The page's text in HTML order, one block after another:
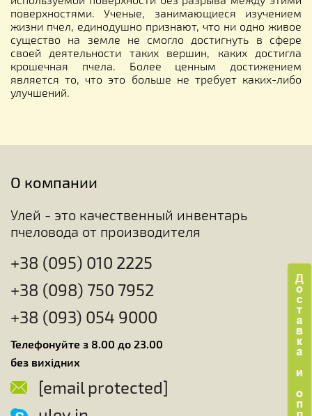
поверхностями. Ученые, занимающиеся изучением
жизни пчел, единодушно признают, что ни одно живое
существо на земле не смогло достигнуть в сфере
своей деятельности таких вершин, каких достигла
крошечная пчела. Более ценным достижением
является то, что это больше не требует каких-либо
улучшений.
О компании
Улей - это качественный инвентарь
пчеловода от производителя
+38 (095) 010 2225
+38 (098) 750 7952
+38 (093) 054 9000
Телефонуйте з 8.00 до 23.00
без вихідних
[email protected]